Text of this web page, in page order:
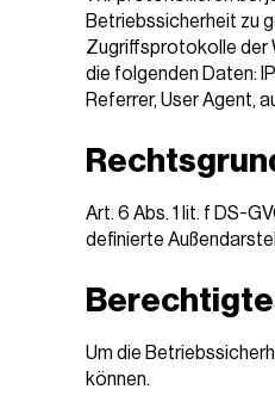
Betriebssicherheit zu
Zugriffsprotokolle der
die folgenden Daten:
Referrer, User Agent,
Art. 6 Abs. 1 lit. f DS-
definierte
Um die
können.